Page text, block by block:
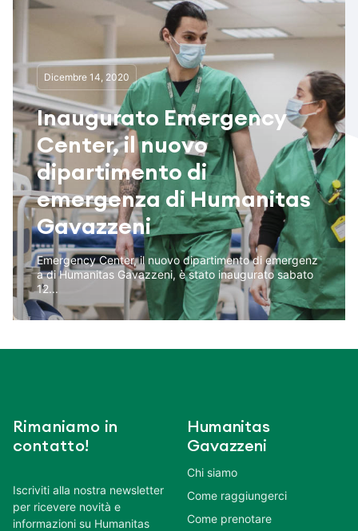
Dicembre 14, 2020
Inaugurato Emergency
Center, il nuovo
dipartimento di
emergenza di Humanitas
Gavazzeni
Emergency Center, il nuovo dipartimento di emergenz
a di Humanitas Gavazzeni, è stato inaugurato sabato
12...
Rimaniamo in
contatto!
Iscriviti alla nostra newsletter
per ricevere novità e
informazioni su Humanitas
Humanitas
Gavazzeni
Chi siamo
Come raggiungerci
Come prenotare